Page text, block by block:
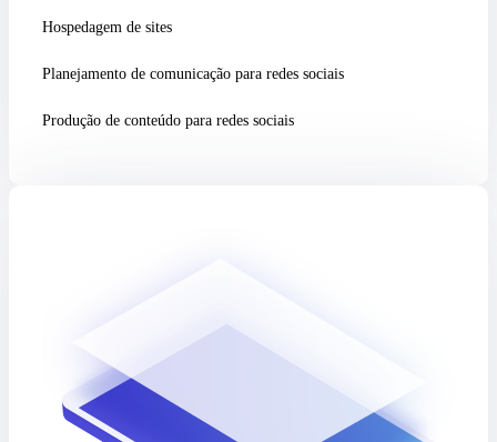
Hospedagem de sites
Planejamento de comunicação para redes sociais
Produção de conteúdo para redes sociais